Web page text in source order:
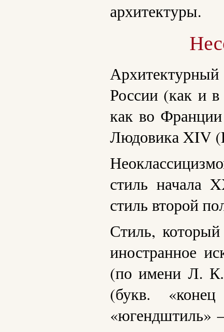
архитектуры.
России (как и
как во
Людовика XIV
стиль начала
стиль второй
Стиль,
иностранное
(по имени Л.
(букв.
«югендштиль»